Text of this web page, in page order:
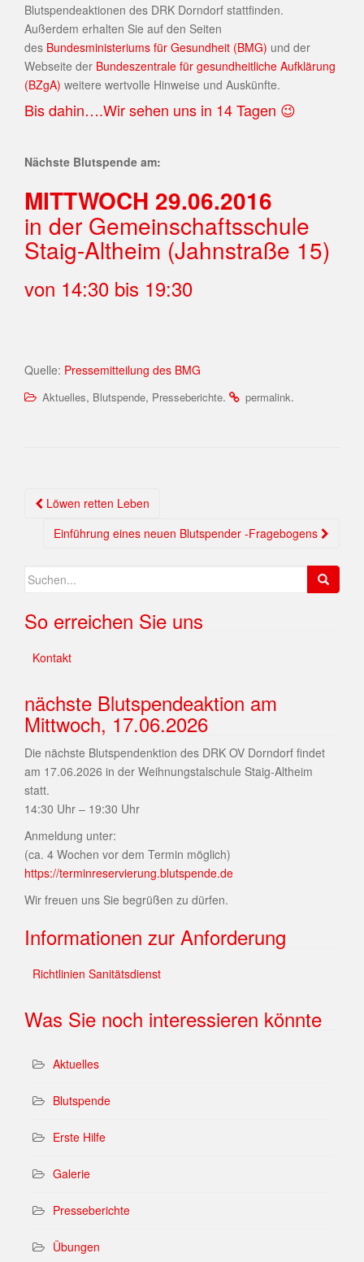
Blutspendeaktionen des DRK Dorndorf stattfinden.
Außerdem erhalten Sie auf den Seiten
des Bundesministeriums für Gesundheit (BMG) und der
Webseite der Bundeszentrale für gesundheitliche Aufklärung
(BZgA) weitere wertvolle Hinweise und Auskünfte.
Bis dahin….Wir sehen uns in 14 Tagen 😉
Nächste Blutspende am:
MITTWOCH 29.06.2016
in der Gemeinschaftsschule
Staig-Altheim (Jahnstraße 15)
von 14:30 bis 19:30
Quelle: Pressemitteilung des BMG
Aktuelles, Blutspende, Presseberichte. permalink.
Löwen retten Leben
Einführung eines neuen Blutspender -Fragebogens
So erreichen Sie uns
Kontakt
nächste Blutspendeaktion am
Mittwoch, 17.06.2026
Die nächste Blutspendenktion des DRK OV Dorndorf findet
am 17.06.2026 in der Weihnungstalschule Staig-Altheim
statt.
14:30 Uhr – 19:30 Uhr
Anmeldung unter:
(ca. 4 Wochen vor dem Termin möglich)
https://terminreservierung.blutspende.de
Wir freuen uns Sie begrüßen zu dürfen.
Informationen zur Anforderung
Richtlinien Sanitätsdienst
Was Sie noch interessieren könnte
Aktuelles
Blutspende
Erste Hilfe
Galerie
Presseberichte
Übungen